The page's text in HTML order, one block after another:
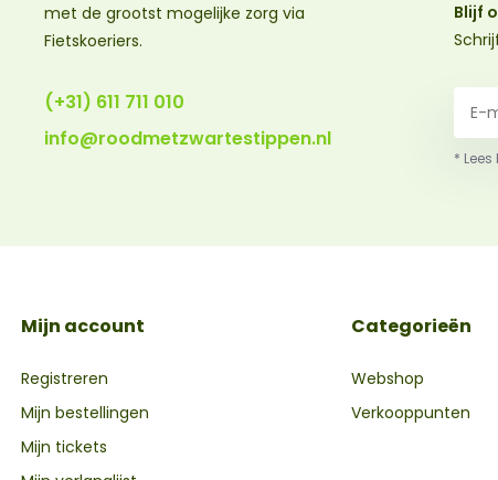
met de grootst mogelijke zorg via
Fietskoeriers.
(+31) 611 711 010
info@roodmetzwartestippen.nl
Blijf
*
Mijn account
Registreren
Mijn bestellingen
Mijn tickets
Categorieën
Webshop
Verkooppunten